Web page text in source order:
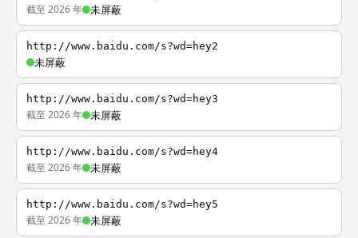
截至 2026 年 未屏蔽
http://www.baidu.com/s?wd=hey2
未屏蔽
http://www.baidu.com/s?wd=hey3
截至 2026 年 未屏蔽
http://www.baidu.com/s?wd=hey4
截至 2026 年 未屏蔽
http://www.baidu.com/s?wd=hey5
截至 2026 年 未屏蔽